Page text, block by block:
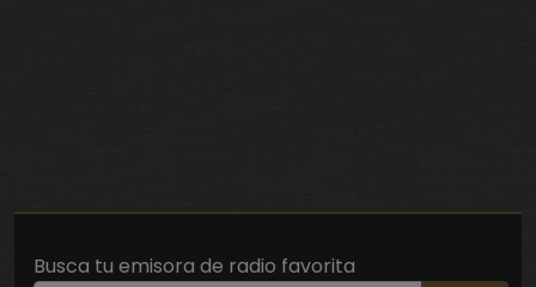
Busca tu emisora de radio favorita